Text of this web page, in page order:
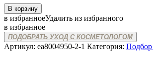
Количество
товара
КОНСУЛЬТАЦИЯ
ПО
ДОМАШНЕМУ
УХОДУ
В корзину
в избранноеУдалить из избранного
в избранное
ПОДОБРАТЬ УХОД С КОСМЕТОЛОГОМ
Артикул: ea8004950-2-1 Категория: Подбор